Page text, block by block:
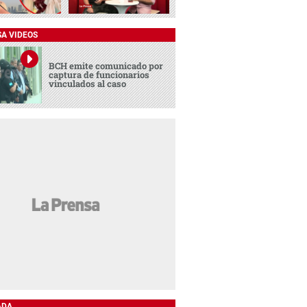
VIDEOS
BCH emite comunicado por
captura de funcionarios
vinculados al caso